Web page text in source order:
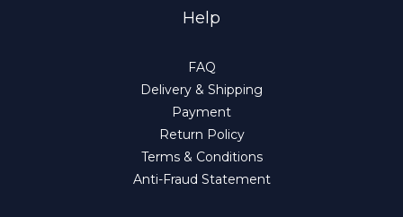
Help
FAQ
Delivery & Shipping
Payment
Return Policy
Terms & Conditions
Anti-Fraud Statement